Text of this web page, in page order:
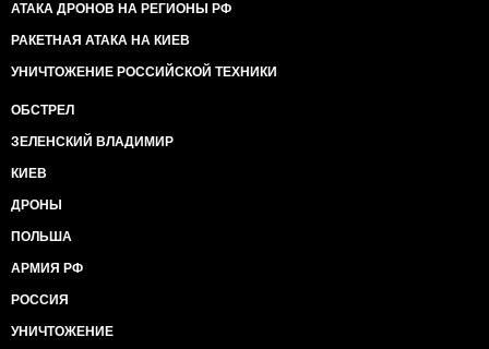
АТАКА ДРОНОВ НА РЕГИОНЫ РФ
РАКЕТНАЯ АТАКА НА КИЕВ
УНИЧТОЖЕНИЕ РОССИЙСКОЙ ТЕХНИКИ
ОБСТРЕЛ
ЗЕЛЕНСКИЙ ВЛАДИМИР
КИЕВ
ДРОНЫ
ПОЛЬША
АРМИЯ РФ
РОССИЯ
УНИЧТОЖЕНИЕ